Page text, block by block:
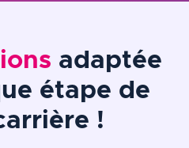
adaptée
étape de
!